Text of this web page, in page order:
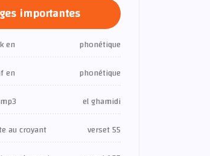
importantes
en
phonétique
en
phonétique
el ghamidi
au croyant
verset 55